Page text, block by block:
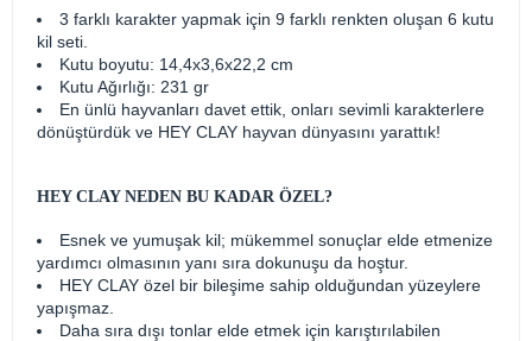
3 farklı karakter yapmak için 9 farklı renkten oluşan 6 kutu
kil seti.
Kutu boyutu: 14,4x3,6x22,2 cm
Kutu Ağırlığı: 231 gr
En ünlü hayvanları davet ettik, onları sevimli karakterlere
dönüştürdük ve HEY CLAY hayvan dünyasını yarattık!
HEY CLAY NEDEN BU KADAR ÖZEL?
Esnek ve yumuşak kil; mükemmel sonuçlar elde etmenize
yardımcı olmasının yanı sıra dokunuşu da hoştur.
HEY CLAY özel bir bileşime sahip olduğundan yüzeylere
yapışmaz.
Daha sıra dışı tonlar elde etmek için karıştırılabilen